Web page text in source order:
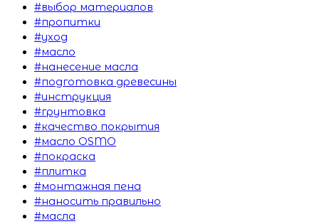
#выбор материалов
#пропитки
#уход
#масло
#нанесение масла
#подготовка древесины
#инструкция
#грунтовка
#качество покрытия
#масло OSMO
#покраска
#плитка
#монтажная пена
#наносить правильно
#масла